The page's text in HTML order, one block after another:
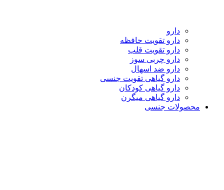
دارو
دارو تقویت حافظه
دارو تقویت قلب
دارو چربی سوز
دارو ضد اسهال
دارو گیاهی تقویت جنسی
دارو گیاهی کودکان
دارو گیاهی میگرن
محصولات جنسی